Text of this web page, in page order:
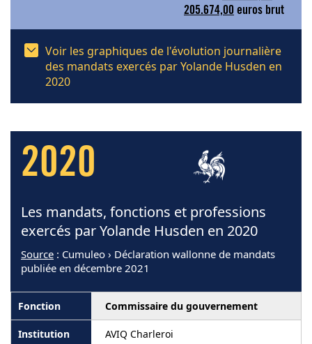
205.674,00 euros brut
Voir les graphiques de l'évolution journalière
des mandats exercés par Yolande Husden en
2020
2020
Les mandats, fonctions et professions
exercés par Yolande Husden en 2020
Source : Cumuleo › Déclaration wallonne de mandats
publiée en décembre 2021
Commissaire du gouvernement
AVIQ Charleroi